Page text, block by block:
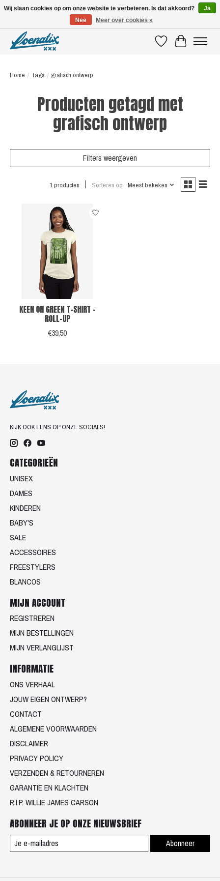
VerlanglijstWinkelwagen
Home / Tags / grafisch ontwerp
Producten getagd met
grafisch ontwerp
Filters weergeven
1 producten Sorteren op Meest bekeken
KEEN ON GREEN T-SHIRT -
ROLL-UP
€39,50
KIJK OOK EENS OP ONZE SOCIALS!
CATEGORIEËN
UNISEX
DAMES
KINDEREN
BABY'S
SALE
ACCESSOIRES
FREESTYLERS
BLANCOS
MIJN ACCOUNT
REGISTREREN
MIJN BESTELLINGEN
MIJN VERLANGLIJST
INFORMATIE
ONS VERHAAL
JOUW EIGEN ONTWERP?
CONTACT
ALGEMENE VOORWAARDEN
DISCLAIMER
PRIVACY POLICY
VERZENDEN & RETOURNEREN
GARANTIE EN KLACHTEN
R.I.P. WILLIE JAMES CARSON
ABONNEER JE OP ONZE NIEUWSBRIEF
Abonneer
Wij slaan cookies op om onze website te verbeteren. Is dat akkoord?
Ja
Nee
Meer over cookies »